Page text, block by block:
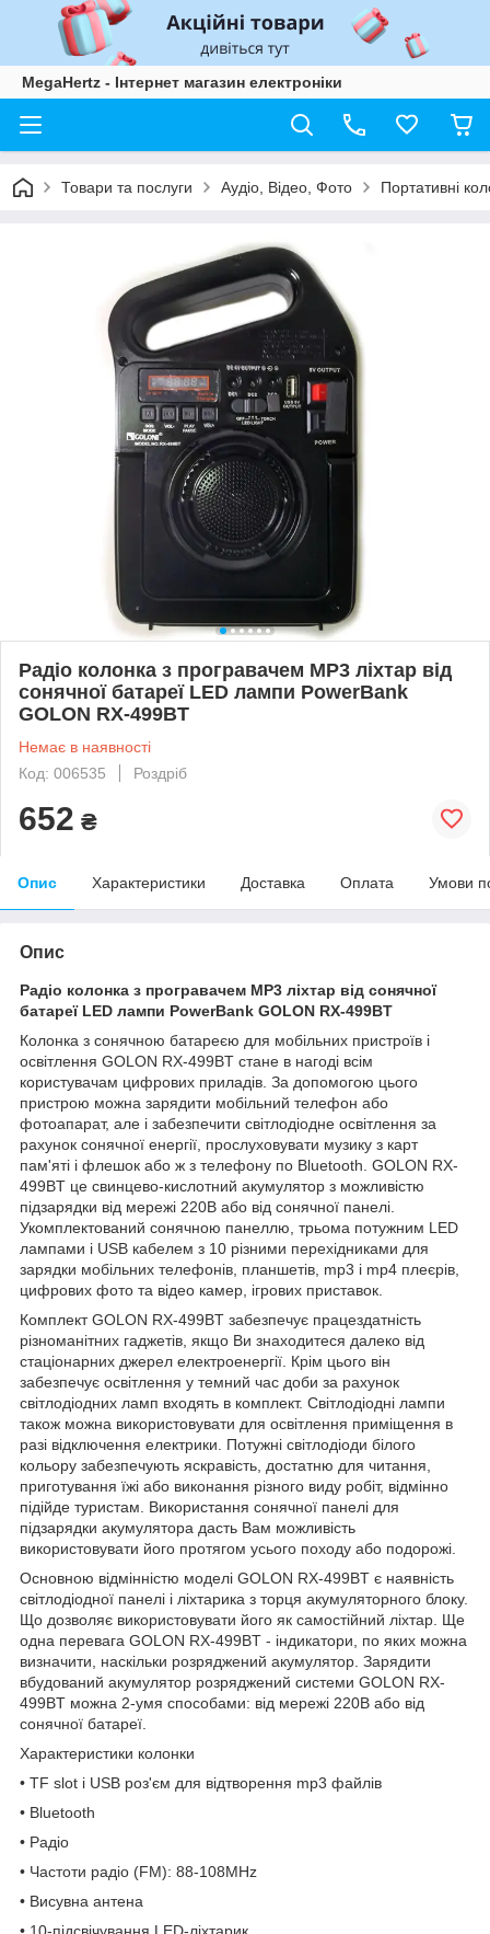
MegaHertz - Інтернет магазин електроніки
Товари та послуги Аудіо, Відео, Фото Портативні
Радіо колонка з програвачем MP3 ліхтар від
сонячної батареї LED лампи PowerBank
GOLON RX-499BT
Немає в наявності
Код: 006535
Роздріб
652 ₴
Опис Характеристики Доставка Оплата Умови
Опис
Радіо колонка з програвачем MP3 ліхтар від сонячної
батареї LED лампи PowerBank GOLON RX-499BT
Колонка з сонячною батареєю для мобільних пристроїв і
освітлення GOLON RX-499BT стане в нагоді всім
користувачам цифрових приладів. За допомогою цього
пристрою можна зарядити мобільний телефон або
фотоапарат, але і забезпечити світлодіодне освітлення за
рахунок сонячної енергії, прослуховувати музику з карт
пам'яті і флешок або ж з телефону по Bluetooth. GOLON RX-
499BT це свинцево-кислотний акумулятор з можливістю
підзарядки від мережі 220В або від сонячної панелі.
Укомплектований сонячною панеллю, трьома потужним LED
лампами і USB кабелем з 10 різними перехідниками для
зарядки мобільних телефонів, планшетів, mp3 і mp4 плеєрів,
цифрових фото та відео камер, ігрових приставок.
Комплект GOLON RX-499BT забезпечує працездатність
різноманітних гаджетів, якщо Ви знаходитеся далеко від
стаціонарних джерел електроенергії. Крім цього він
забезпечує освітлення у темний час доби за рахунок
світлодіодних ламп входять в комплект. Світлодіодні лампи
також можна використовувати для освітлення приміщення в
разі відключення електрики. Потужні світлодіоди білого
кольору забезпечують яскравість, достатню для читання,
приготування їжі або виконання різного виду робіт, відмінно
підійде туристам. Використання сонячної панелі для
підзарядки акумулятора дасть Вам можливість
використовувати його протягом усього походу або подорожі.
Основною відмінністю моделі GOLON RX-499BT є наявність
світлодіодної панелі і ліхтарика з торця акумуляторного блоку.
Що дозволяє використовувати його як самостійний ліхтар. Ще
одна перевага GOLON RX-499BT - індикатори, по яких можна
визначити, наскільки розряджений акумулятор. Зарядити
вбудований акумулятор розряджений системи GOLON RX-
499BT можна 2-умя способами: від мережі 220В або від
сонячної батареї.
Характеристики колонки
• TF slot і USB роз'єм для відтворення mp3 файлів
• Bluetooth
• Радіо
• Частоти радіо (FM): 88-108MHz
• Висувна антена
• 10-підсвічування LED-ліхтарик